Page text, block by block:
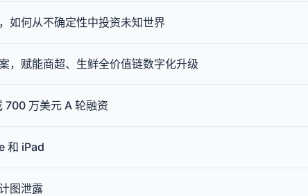
如何从不确定性中投资未知世界
，赋能商超、生鲜全价值链数字化升级
700 万美元 A 轮融资
和 iPad
图泄露